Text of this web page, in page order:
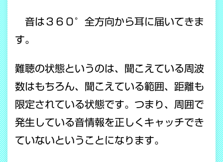
音は３６０°全方向から耳に届いてきま
す。
難聴の状態というのは、聞こえている周波
数はもちろん、聞こえている範囲、距離も
限定されている状態です。つまり、周囲で
発生している音情報を正しくキャッチでき
ていないということになります。